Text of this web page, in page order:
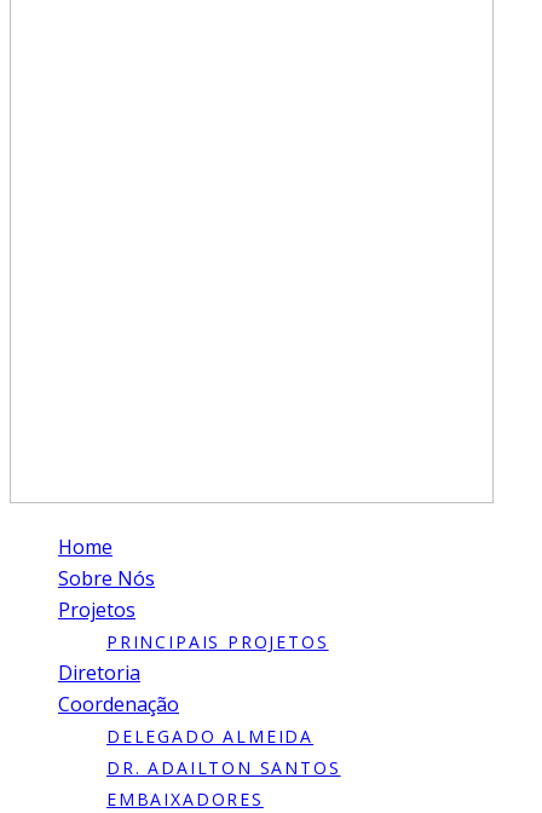
Home
Sobre Nós
Projetos
PRINCIPAIS PROJETOS
Diretoria
Coordenação
DELEGADO ALMEIDA
DR. ADAILTON SANTOS
EMBAIXADORES